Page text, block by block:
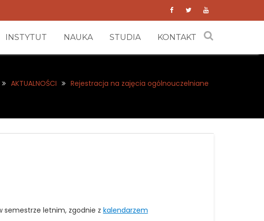
INSTYTUT NAUKA STUDIA KONTAKT
AKTUALNOŚCI Rejestracja na zajęcia ogólnouczelniane
letnim, zgodnie z kalendarzem